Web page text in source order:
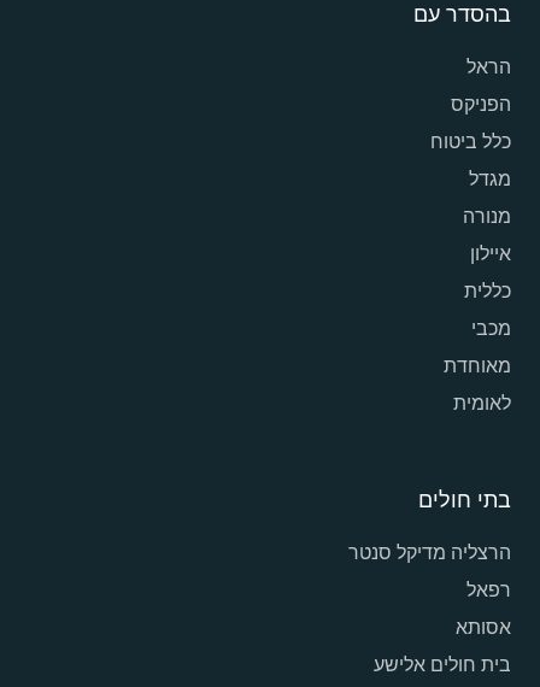
בהסדר עם
הראל
הפניקס
כלל ביטוח
מגדל
מנורה
איילון
כללית
מכבי
מאוחדת
לאומית
בתי חולים
הרצליה מדיקל סנטר
רפאל
אסותא
בית חולים אלישע